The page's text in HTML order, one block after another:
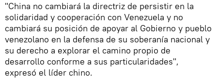
"China no cambiará la directriz de persistir en la
solidaridad y cooperación con Venezuela y no
cambiará su posición de apoyar al Gobierno y pueblo
venezolano en la defensa de su soberanía nacional y
su derecho a explorar el camino propio de
desarrollo conforme a sus particularidades",
expresó el líder chino.